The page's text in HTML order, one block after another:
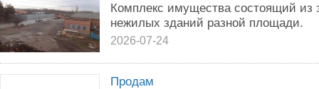
Комплекс имущества состоящий из
нежилых зданий разной площади.
2026-07-24
Продам